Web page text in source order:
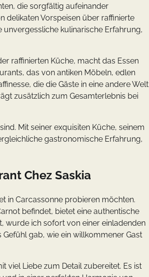
die sorgfältig aufeinander
delikaten Vorspeisen über raffinierte
kulinarische Erfahrung,
raffinierten Küche, macht das Essen
das von antiken Möbeln, edlen
die die Gäste in eine andere Welt
zusätzlich zum Gesamterlebnis bei
Mit seiner exquisiten Küche, seinem
gastronomische Erfahrung,
Chez Saskia
in Carcassonne probieren möchten.
befindet, bietet eine authentische
wurde ich sofort von einer einladenden
gab, wie ein willkommener Gast
viel Liebe zum Detail zubereitet. Es ist